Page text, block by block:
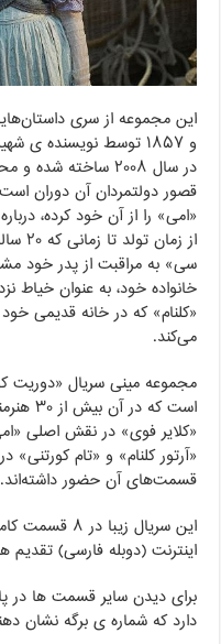
و ۱۸۵۷ توسط نویسنده ی
در سال ۲۰۰۸ ساخته
«امی» را از آن خود کرده،
از
سی» به مراقبت از پدر خود
خانواده خود، به عنوان خیاط
«کلنام» که در خانه قدیمی
می‌کند.
مجموعه مینی سریال «دوریت
است
«کلایر فوی» در نقش اصلی
«آرتور کلنام» و «تام
قسمت‌های آن حضور داشته‌اند.
این سریال
اینترنت (دوبله فارسی) تقدیم
برای دیدن سایر قسمت ها در
دارد که شماره ی برگه نشان